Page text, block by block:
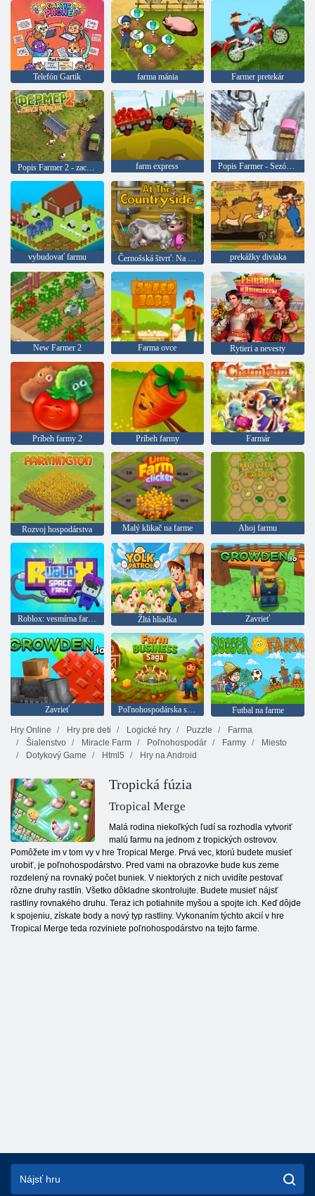
Telefón Gartik farma mánia Farmer pretekár
farm express Popis Farmer - Sezóna 3
vybudovať farmu prekážky diviaka
New Farmer 2 Farma ovce Rytieri a nevesty
Príbeh farmy 2 Príbeh farmy Farmár
Rozvoj hospodárstva Malý klikač na farme Ahoj farmu
Roblox: vesmírna farma Žltá hliadka Zavrieť
Zavrieť Poľnohospodárska sága
Futbal na farme
Hry Online
Hry pre deti Logické hry Puzzle
Farma
Šialenstvo
Miracle Farm Poľnohospodár Farmy
Miesto
Dotykový Game
Html5 Hry na Android
Tropická fúzia
Tropical Merge
Malá rodina niekoľkých ľudí sa rozhodla vytvoriť
malú farmu na jednom z tropických ostrovov.
Pomôžete im v tom vy v hre Tropical Merge. Prvá vec, ktorú budete musieť
urobiť, je poľnohospodárstvo. Pred vami na obrazovke bude kus zeme
rozdelený na rovnaký počet buniek. V niektorých z nich uvidíte pestovať
rôzne druhy rastlín. Všetko dôkladne skontrolujte. Budete musieť nájsť
rastliny rovnakého druhu. Teraz ich potiahnite myšou a spojte ich. Keď dôjde
k spojeniu, získate body a nový typ rastliny. Vykonaním týchto akcií v hre
Tropical Merge teda rozviniete poľnohospodárstvo na tejto farme.